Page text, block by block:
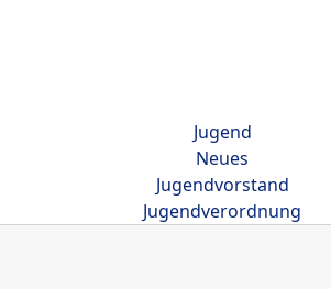
Jugend
Neues
Jugendvorstand
Jugendverordnung